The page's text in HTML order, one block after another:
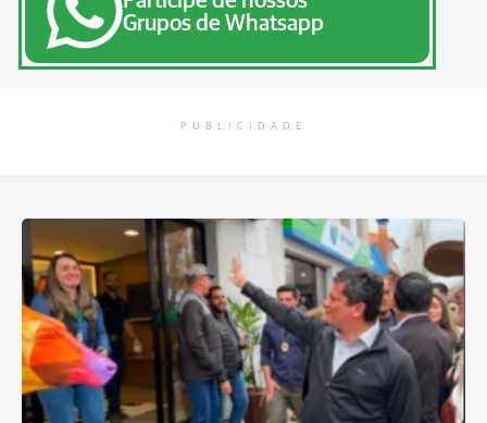
Grupos de Whatsapp
PUBLICIDADE